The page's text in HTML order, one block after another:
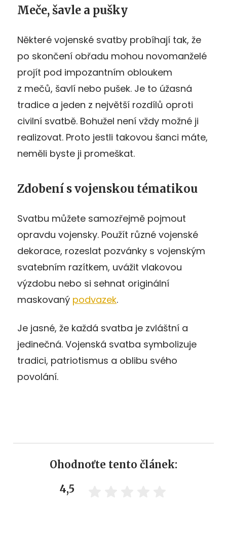
Meče, šavle a pušky
Některé vojenské svatby probíhají tak, že
po skončení obřadu mohou novomanželé
projít pod impozantním obloukem
z mečů, šavlí nebo pušek. Je to úžasná
tradice a jeden z největší rozdílů oproti
civilní svatbě. Bohužel není vždy možné ji
realizovat. Proto jestli takovou šanci máte,
neměli byste ji promeškat.
Zdobení s vojenskou tématikou
Svatbu můžete samozřejmě pojmout
opravdu vojensky. Použít různé vojenské
dekorace, rozeslat pozvánky s vojenským
svatebním razítkem, uvážit vlakovou
výzdobu nebo si sehnat originální
maskovaný podvazek.
Je jasné, že každá svatba je zvláštní a
jedinečná. Vojenská svatba symbolizuje
tradici, patriotismus a oblibu svého
povolání.
Ohodnoťte tento článek:
4,5